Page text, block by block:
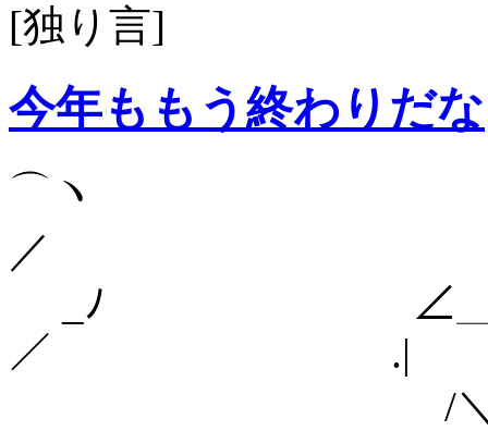
[独り言]
今年ももう終わりだな
⌒ヽ
／
_ﾉ ∠＿__＿＿
／ .|
/